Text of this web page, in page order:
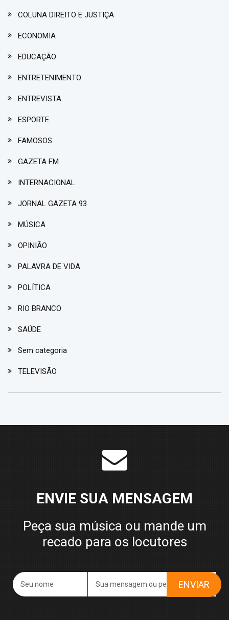
COLUNA DIREITO E JUSTIÇA
ECONOMIA
EDUCAÇÃO
ENTRETENIMENTO
ENTREVISTA
ESPORTE
FAMOSOS
GAZETA FM
INTERNACIONAL
JORNAL GAZETA 93
MÚSICA
OPINIÃO
PALAVRA DE VIDA
POLÍTICA
RIO BRANCO
SAÚDE
Sem categoria
TELEVISÃO
ENVIE SUA MENSAGEM
Peça sua música ou mande um
recado para os locutores
ENVIAR